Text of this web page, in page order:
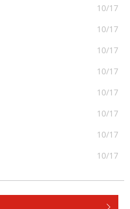
10/17
10/17
10/17
10/17
10/17
10/17
10/17
10/17
